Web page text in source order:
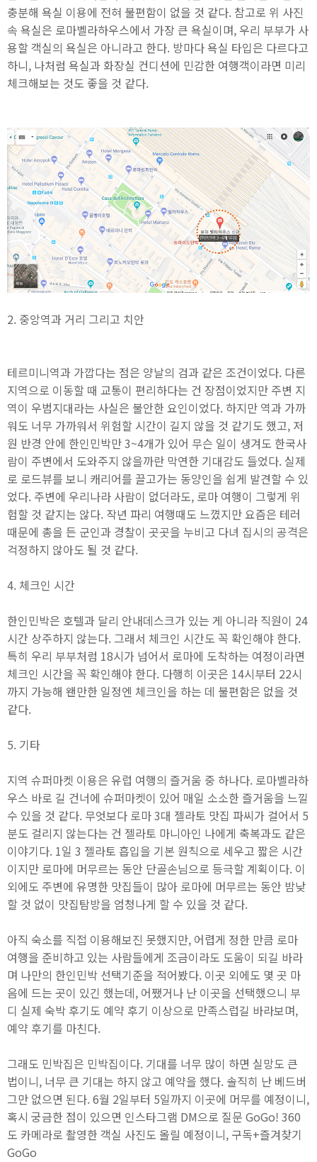
충분해 욕실 이용에 전혀 불편함이 없을 것 같다. 참고로 위 사진
속 욕실은 로마벨라하우스에서 가장 큰 욕실이며, 우리 부부가 사
용할 객실의 욕실은 아니라고 한다. 방마다 욕실 타입은 다르다고
하니, 나처럼 욕실과 화장실 컨디션에 민감한 여행객이라면 미리
체크해보는 것도 좋을 것 같다.
2. 중앙역과 거리 그리고 치안
테르미니역과 가깝다는 점은 양날의 검과 같은 조건이었다. 다른
지역으로 이동할 때 교통이 편리하다는 건 장점이었지만 주변 지
역이 우범지대라는 사실은 불안한 요인이었다. 하지만 역과 가까
워도 너무 가까워서 위험할 시간이 길지 않을 것 같기도 했고, 저
원 반경 안에 한인민박만 3~4개가 있어 무슨 일이 생겨도 한국사
람이 주변에서 도와주지 않을까란 막연한 기대감도 들었다. 실제
로 로드뷰를 보니 캐리어를 끌고가는 동양인을 쉽게 발견할 수 있
었다. 주변에 우리나라 사람이 없더라도, 로마 여행이 그렇게 위
험할 것 같지는 않다. 작년 파리 여행때도 느꼈지만 요즘은 테러
때문에 총을 든 군인과 경찰이 곳곳을 누비고 다녀 집시의 공격은
걱정하지 않아도 될 것 같다.
4. 체크인 시간
한인민박은 호텔과 달리 안내데스크가 있는 게 아니라 직원이 24
시간 상주하지 않는다. 그래서 체크인 시간도 꼭 확인해야 한다.
특히 우리 부부처럼 18시가 넘어서 로마에 도착하는 여정이라면
체크인 시간을 꼭 확인해야 한다. 다행히 이곳은 14시부터 22시
까지 가능해 왠만한 일정엔 체크인을 하는 데 불편함은 없을 것
같다.
5. 기타
지역 슈퍼마켓 이용은 유럽 여행의 즐거움 중 하나다. 로마벨라하
우스 바로 길 건너에 슈퍼마켓이 있어 매일 소소한 즐거움을 느낄
수 있을 것 같다. 무엇보다 로마 3대 젤라토 맛집 파씨가 걸어서 5
분도 걸리지 않는다는 건 젤라토 마니아인 나에게 축복과도 같은
이야기다. 1일 3 젤라토 흡입을 기본 원칙으로 세우고 짧은 시간
이지만 로마에 머무르는 동안 단골손님으로 등극할 계획이다. 이
외에도 주변에 유명한 맛집들이 많아 로마에 머무르는 동안 밤낮
할 것 없이 맛집탐방을 엄청나게 할 수 있을 것 같다.
아직 숙소를 직접 이용해보진 못했지만, 어렵게 정한 만큼 로마
여행을 준비하고 있는 사람들에게 조금이라도 도움이 되길 바라
며 나만의 한인민박 선택기준을 적어봤다. 이곳 외에도 몇 곳 마
음에 드는 곳이 있긴 했는데, 어쨌거나 난 이곳을 선택했으니 부
디 실제 숙박 후기도 예약 후기 이상으로 만족스럽길 바라보며,
예약 후기를 마친다.
그래도 민박집은 민박집이다. 기대를 너무 많이 하면 실망도 큰
법이니, 너무 큰 기대는 하지 않고 예약을 했다. 솔직히 난 베드버
그만 없으면 된다. 6월 2일부터 5일까지 이곳에 머무를 예정이니,
혹시 궁금한 점이 있으면 인스타그램 DM으로 질문 GoGo! 360
도 카메라로 촬영한 객실 사진도 올릴 예정이니, 구독+즐겨찾기
GoGo